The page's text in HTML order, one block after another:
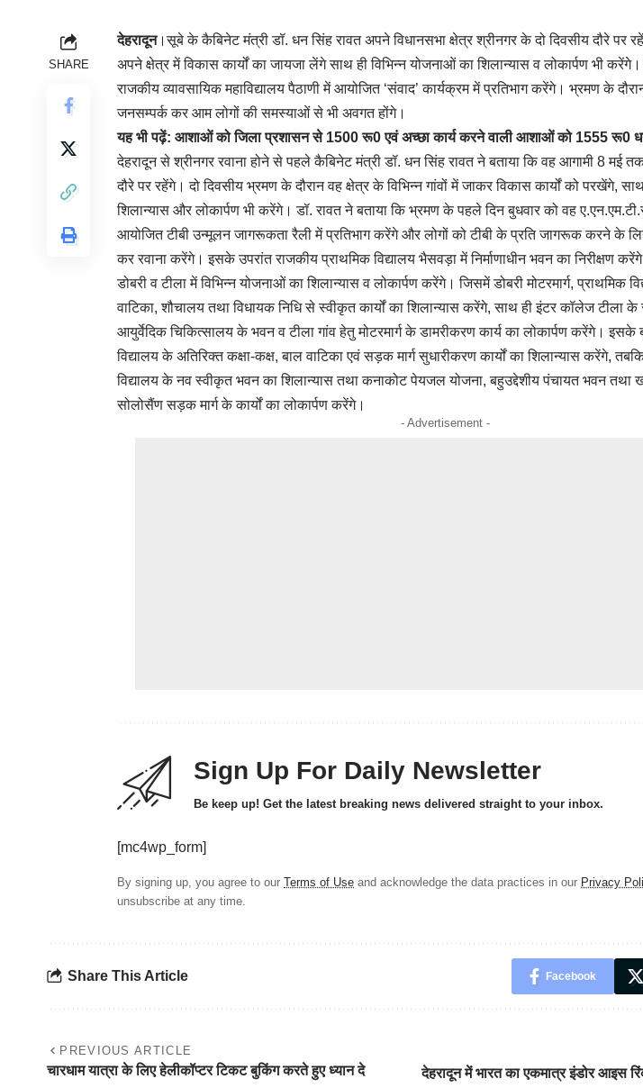
SHARE
देहरादून।सूबे के कैबिनेट मंत्री डॉ. धन सिंह रावत अपने विधानसभा क्षेत्र श्रीनगर के दो दिवसीय दौरे पर
अपने क्षेत्र में विकास कार्यों का जायजा लेंगे साथ ही विभिन्न योजनाओं का शिलान्यास व लोकार्पण भी
राजकीय व्यावसायिक महाविद्यालय पैठाणी में आयोजित ‘संवाद’ कार्यक्रम में प्रतिभाग करेंगे। भ्रमण के
जनसम्पर्क कर आम लोगों की समस्याओं से भी अवगत होंगे।
यह भी पढ़ें: आशाओं को जिला प्रशासन से 1500 रू0 एवं अच्छा कार्य करने वाली आशाओं को 1555 रू0
देहरादून से श्रीनगर रवाना होने से पहले कैबिनेट मंत्री डॉ. धन सिंह रावत ने बताया कि वह आगामी 8 मई
दौरे पर रहेंगे। दो दिवसीय भ्रमण के दौरान वह क्षेत्र के विभिन्न गांवों में जाकर विकास कार्यों को परखेंगे,
शिलान्यास और लोकार्पण भी करेंगे। डॉ. रावत ने बताया कि भ्रमण के पहले दिन बुधवार को वह
आयोजित टीबी उन्मूलन जागरूकता रैली में प्रतिभाग करेंगे और लोगों को टीबी के प्रति जागरूक करने के
कर रवाना करेंगे। इसके उपरांत राजकीय प्राथमिक विद्यालय भैसवड़ा में निर्माणाधीन भवन का निरीक्षण
डोबरी व टीला में विभिन्न योजनाओं का शिलान्यास व लोकार्पण करेंगे। जिसमें डोबरी मोटरमार्ग, प्राथमिक
वाटिका, शौचालय तथा विधायक निधि से स्वीकृत कार्यों का शिलान्यास करेंगे, साथ ही इंटर कॉलेज टीला के
आयुर्वेदिक चिकित्सालय के भवन व टीला गांव हेतु मोटरमार्ग के डामरीकरण कार्य का लोकार्पण करेंगे। इसके
विद्यालय के अतिरिक्त कक्षा-कक्ष, बाल वाटिका एवं सड़क मार्ग सुधारीकरण कार्यों का शिलान्यास करेंगे,
विद्यालय के नव स्वीकृत भवन का शिलान्यास तथा कनाकोट पेयजल योजना, बहुउद्देशीय पंचायत भवन तथा
सोलोसैंण सड़क मार्ग के कार्यों का लोकार्पण करेंगे।
- Advertisement -
Sign Up For Daily Newsletter
Be keep up! Get the latest breaking news delivered straight to your inbox.
[mc4wp_form]
By signing up, you agree to our Terms of Use and acknowledge the data practices in our Privacy
unsubscribe at any time.
Share This Article Facebook
PREVIOUS ARTICLE
चारधाम यात्रा के लिए हेलीकॉप्टर टिकट बुकिंग करते हुए ध्यान दे
देहरादून में भारत का एकमात्र इंडोर आइस